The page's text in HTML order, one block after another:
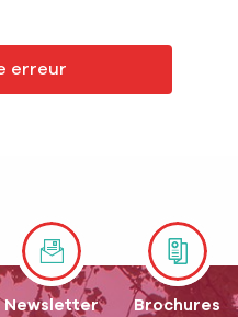
erreur
Newsletter Brochures